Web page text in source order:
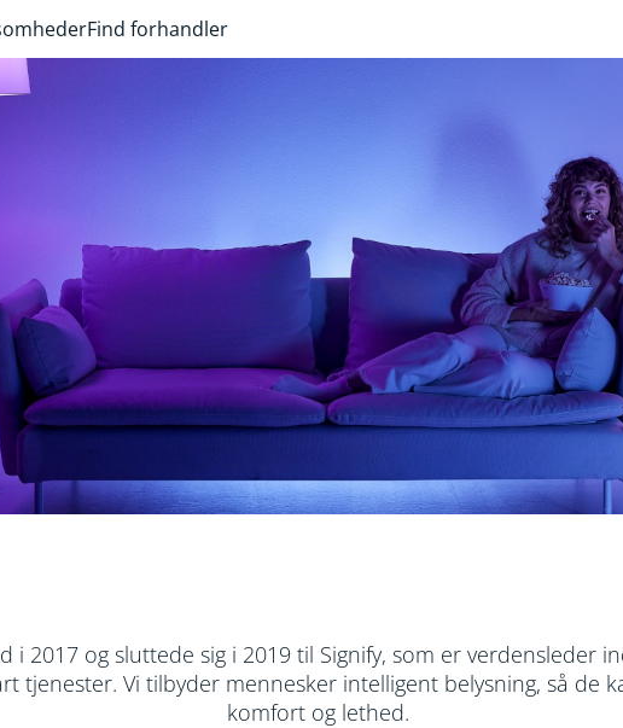
Find forhandler
2017 og sluttede sig i 2019 til Signify, som er verdensleder
tjenester. Vi tilbyder mennesker intelligent belysning, så de
komfort og lethed.